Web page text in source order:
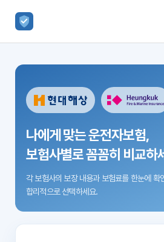
나에게 맞는 운전자보험,
보험사별로 꼼꼼히 비교하
각 보험사의 보장 내용과 보험료를 한눈에 확
합리적으로 선택하세요.